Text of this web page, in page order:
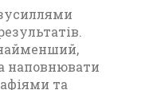
наповнювати
та